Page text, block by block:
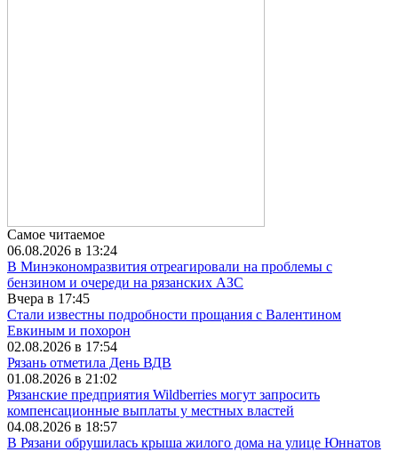
Самое читаемое
06.08.2026 в 13:24
В Минэкономразвития отреагировали на проблемы с
бензином и очереди на рязанских АЗС
Вчера в 17:45
Стали известны подробности прощания с Валентином
Евкиным и похорон
02.08.2026 в 17:54
Рязань отметила День ВДВ
01.08.2026 в 21:02
Рязанские предприятия Wildberries могут запросить
компенсационные выплаты у местных властей
04.08.2026 в 18:57
В Рязани обрушилась крыша жилого дома на улице Юннатов